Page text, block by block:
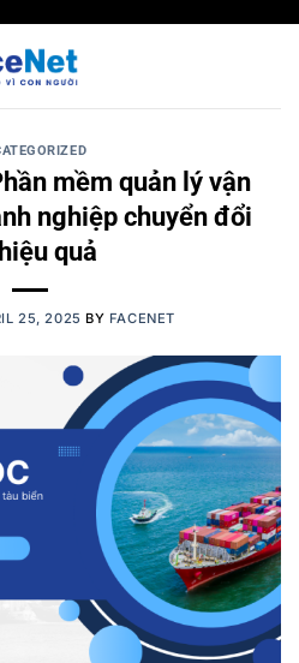
mềm quản lý vận
nghiệp chuyển đổi
quả
25, 2025 BY FACENET